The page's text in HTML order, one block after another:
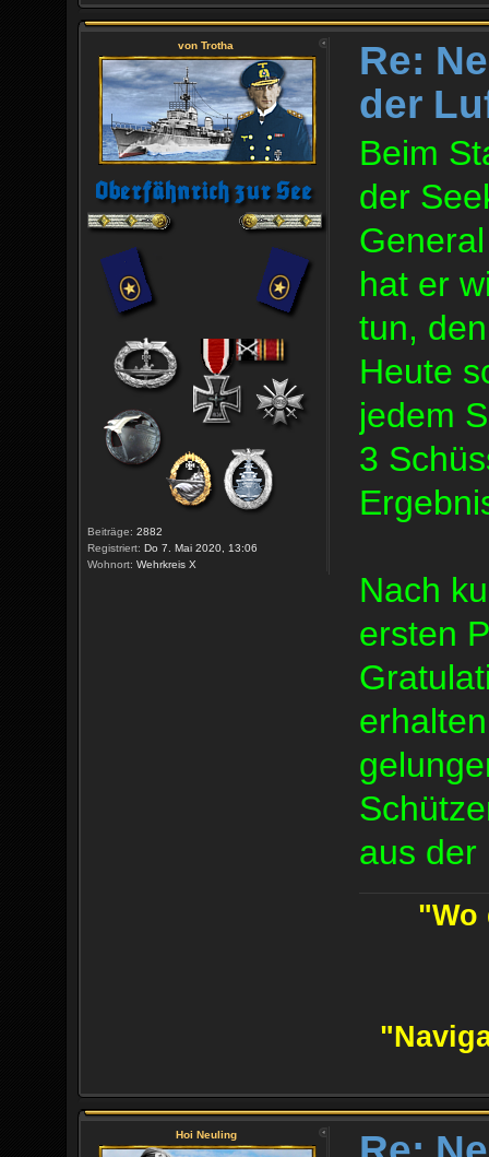
von Trotha
Beiträge: 2882
Registriert: Do 7. Mai 2020, 13:06
Wohnort: Wehrkreis X
Re:
der
Beim
der
hat er
tun,
Heute
jedem
3
Nach
ersten
aus der
"Wo
Hoi Neuling